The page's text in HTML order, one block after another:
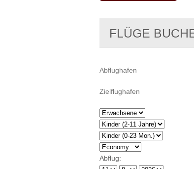
FLÜGE
Abflug: